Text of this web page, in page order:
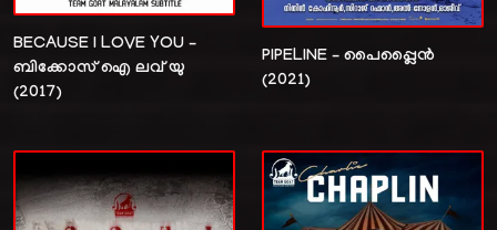
BECAUSE I LOVE YOU –
ബിക്കോസ് ഐ ലവ് യു
(2017)
PIPELINE – പൈപ്പ്ലൈൻ
(2021)